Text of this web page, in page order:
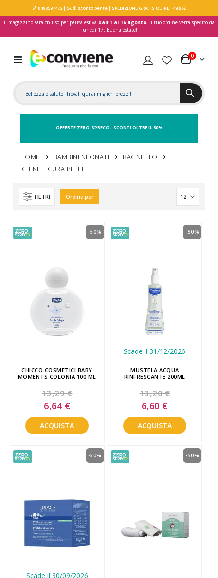
0498597472| 5€ di sconto per te| SPEDIZIONE GRATIS OLTRE I 49,90€
Il magazzino sarà chiuso per pausa estiva dall'1 al 16 agosto. Il tuo ordine verrà spedito da
lunedì 17. Buona estate!
Toggle
Nav
Carrello
0elementi
OFFERTE ZERO_SPRECO - SCONTI OLTRE IL 50%
HOME BAMBINI NEONATI
BAGNETTO
IGIENE E CURA PELLE
FILTRI Ordina per
CHICCO COSMETICI BABY
MOMENTS COLONIA 100 ML
13,29 €
-50%
Special
Price
6,64 €
ACQUISTA
Scade il 31/12/2026
MUSTELA ACQUA
RINFRESCANTE 200ML
13,20 €
-50%
Special
Price
6,60 €
ACQUISTA
Scade il 30/09/2026
-50% -50%